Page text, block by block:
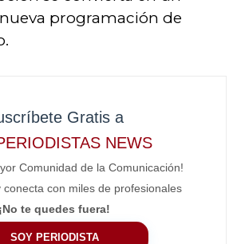
programación de
Gratis a
NEWS
Comunidad de la Comunicación!
conecta con miles de profesionales
¡No te quedes fuera!
SOY PERIODISTA